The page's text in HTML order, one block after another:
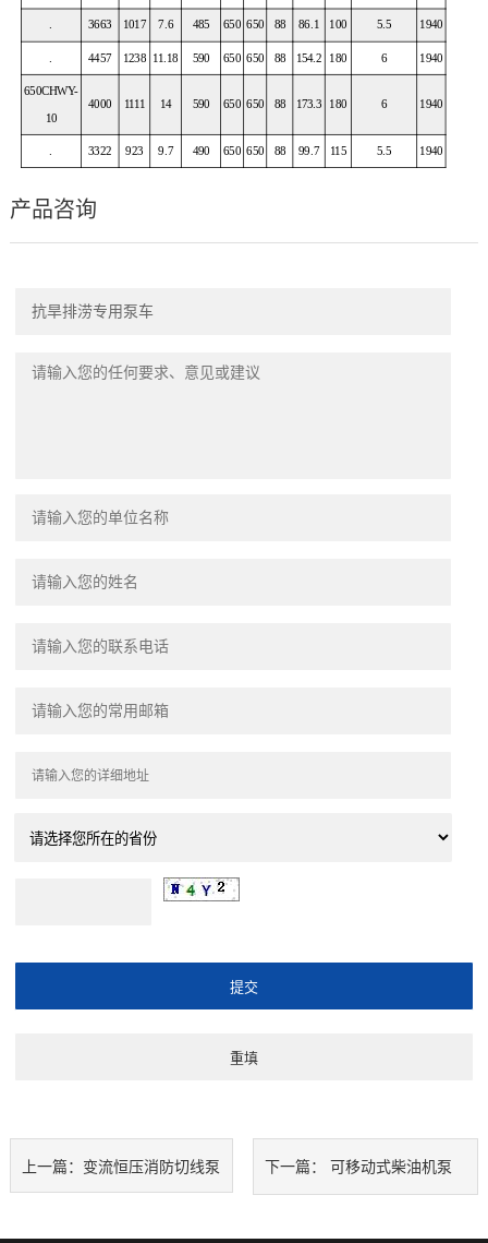
. 3663 1017 7.6 485 650 650 88 86.1 100 5.5 1940
4457 1238 11.18 590 650 650 88 154.2 180 6 1940
650CHWY-
10
4000 1111 14 590 650 650 88 173.3 180 6 1940
3322 923 9.7 490 650 650 88 99.7 115 5.5 1940
产品咨询
上一篇： 变流恒压消防切线泵 下一篇： 可移动式柴油机泵